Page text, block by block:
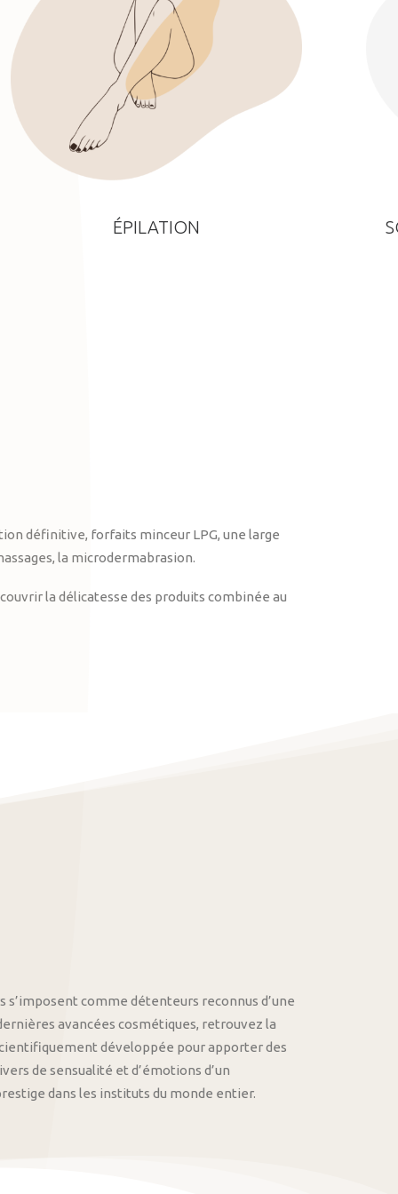
ÉPILATION
définitive, forfaits minceur LPG, une large
la microdermabrasion.
la délicatesse des produits combinée au
s’imposent comme détenteurs reconnus d’une
avancées cosmétiques, retrouvez la
développée pour apporter des
de sensualité et d’émotions d’un
dans les instituts du monde entier.